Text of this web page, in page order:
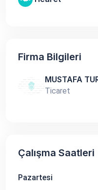
Firma Bilgileri
MUSTAFA
Ticaret
Çalışma Saatleri
Pazartesi